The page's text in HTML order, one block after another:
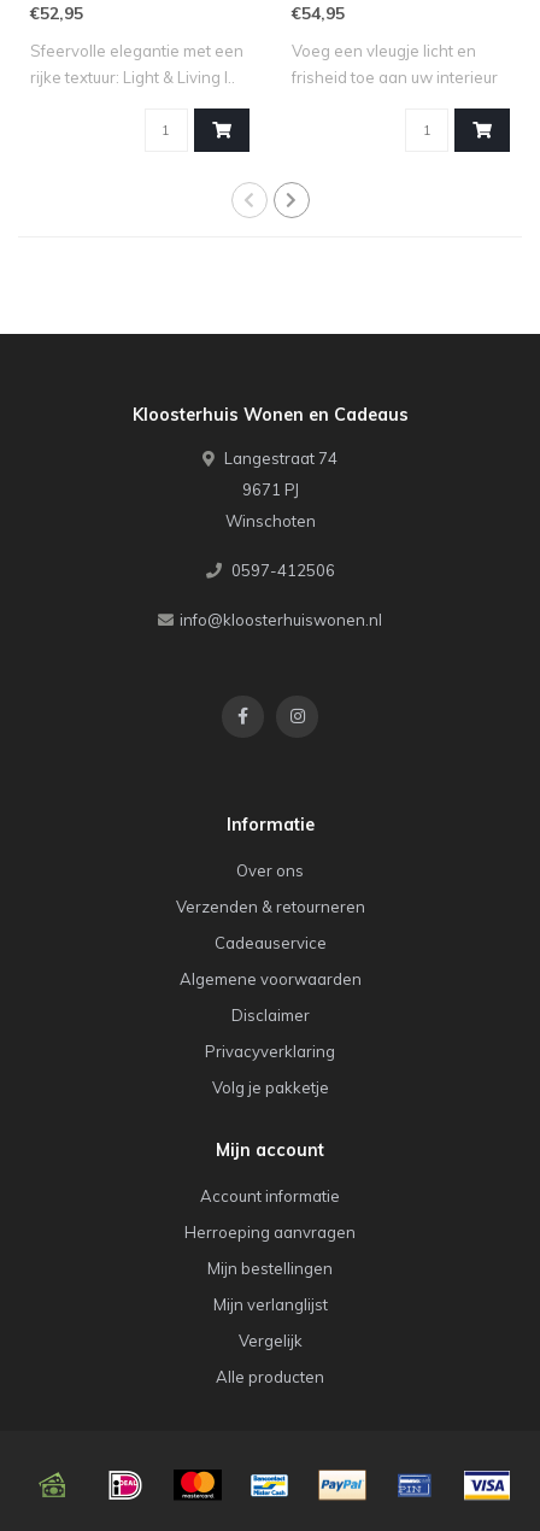
€52,95
Sfeervolle elegantie met een
rijke textuur: Light & Living l..
€54,95
Voeg een vleugje licht en
frisheid toe aan uw interieur
Kloosterhuis Wonen en Cadeaus
Langestraat 74
9671 PJ
Winschoten
0597-412506
info@kloosterhuiswonen.nl
Informatie
Over ons
Verzenden & retourneren
Cadeauservice
Algemene voorwaarden
Disclaimer
Privacyverklaring
Volg je pakketje
Mijn account
Account informatie
Herroeping aanvragen
Mijn bestellingen
Mijn verlanglijst
Vergelijk
Alle producten